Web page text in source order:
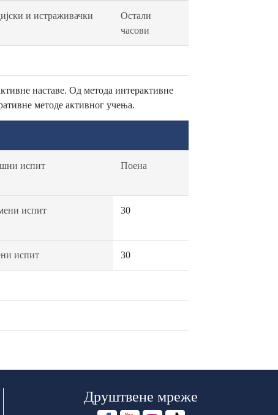
и истраживачки
Остали
часови
наставе. Од метода интерактивне
методе активног учења.
испит Поена
испит 30
испит 30
Друштвене мреже